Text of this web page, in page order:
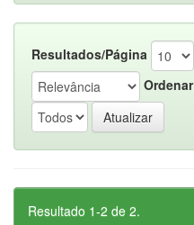
Resultados/Página
Ordenar
Resultado 1-2 de 2.